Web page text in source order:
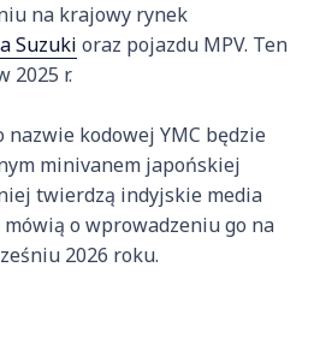
na krajowy rynek
Suzuki oraz pojazdu MPV. Ten
2025 r.
nazwie kodowej YMC będzie
minivanem japońskiej
twierdzą indyjskie media
o wprowadzeniu go na
2026 roku.